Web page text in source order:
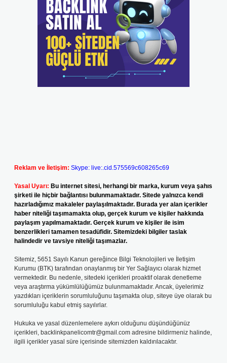
Reklam ve İletişim: Skype: live:.cid.575569c608265c69
Yasal Uyarı: Bu internet sitesi, herhangi bir marka, kurum veya şahıs
şirketi ile hiçbir bağlantısı bulunmamaktadır. Sitede yalnızca kendi
hazırladığımız makaleler paylaşılmaktadır. Burada yer alan içerikler
haber niteliği taşımamakta olup, gerçek kurum ve kişiler hakkında
paylaşım yapılmamaktadır. Gerçek kurum ve kişiler ile isim
benzerlikleri tamamen tesadüfidir. Sitemizdeki bilgiler taslak
halindedir ve tavsiye niteliği taşımazlar.
Sitemiz, 5651 Sayılı Kanun gereğince Bilgi Teknolojileri ve İletişim
Kurumu (BTK) tarafından onaylanmış bir Yer Sağlayıcı olarak hizmet
vermektedir. Bu nedenle, sitedeki içerikleri proaktif olarak denetleme
veya araştırma yükümlülüğümüz bulunmamaktadır. Ancak, üyelerimiz
yazdıkları içeriklerin sorumluluğunu taşımakta olup, siteye üye olarak bu
sorumluluğu kabul etmiş sayılırlar.
Hukuka ve yasal düzenlemelere aykırı olduğunu düşündüğünüz
içerikleri, backlinkpanelicomtr@gmail.com adresine bildirmeniz halinde,
ilgili içerikler yasal süre içerisinde sitemizden kaldırılacaktır.